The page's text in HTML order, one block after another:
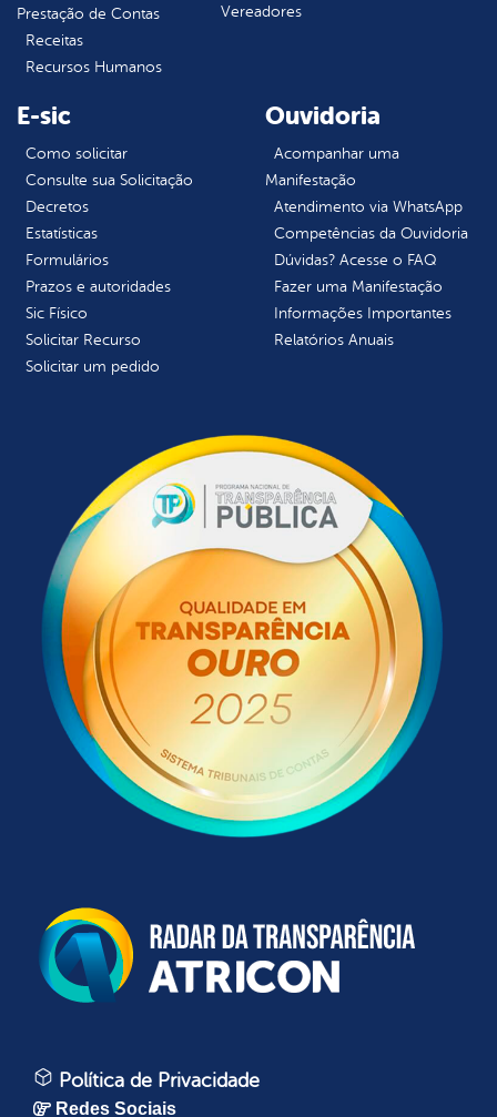
Prestação de Contas
Receitas
Recursos Humanos
Vereadores
E-sic
Como solicitar
Consulte sua Solicitação
Decretos
Estatísticas
Formulários
Prazos e autoridades
Sic Físico
Solicitar Recurso
Solicitar um pedido
Ouvidoria
Acompanhar uma
Manifestação
Atendimento via WhatsApp
Competências da Ouvidoria
Dúvidas? Acesse o FAQ
Fazer uma Manifestação
Informações Importantes
Relatórios Anuais
Política de Privacidade
Redes Sociais